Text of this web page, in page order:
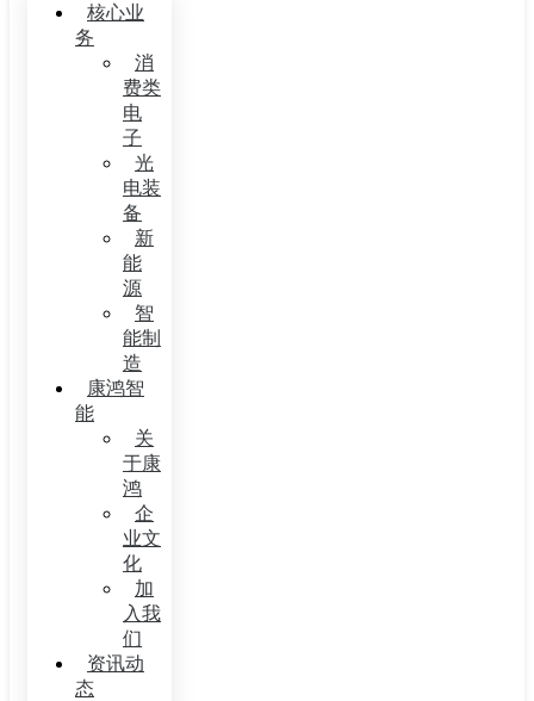
核心业
务
消
费类
电
子
光
电装
备
新
能
源
智
能制
造
康鸿智
能
关
于康
鸿
企
业文
化
加
入我
们
资讯动
态